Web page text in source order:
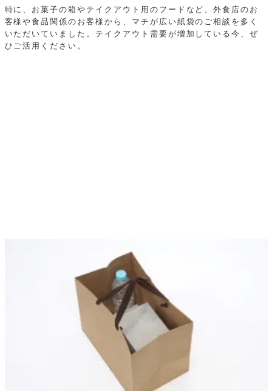
特に、お菓子の箱やテイクアウト用のフードなど、外食店のお
客様や食品関係のお客様から、マチが広い紙袋のご相談を多く
いただいていました。テイクアウト需要が増加している今、ぜ
ひご活用ください。